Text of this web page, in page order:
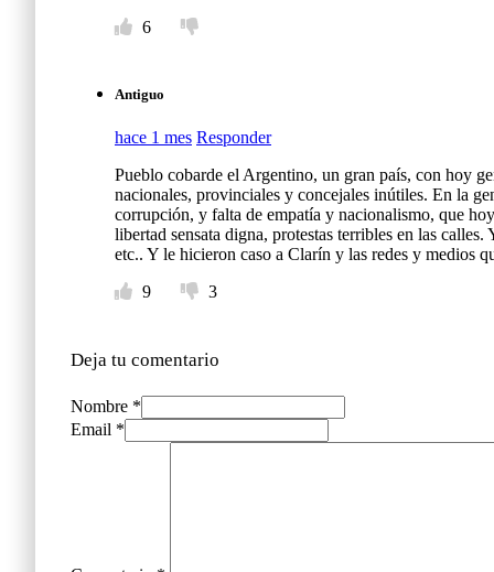
6
Antiguo
hace 1 mes Responder
Pueblo cobarde el Argentino, un gran país, con hoy
nacionales, provinciales y concejales inútiles. En la
corrupción, y falta de empatía y nacionalismo, que
libertad sensata digna, protestas terribles en las
etc.. Y le hicieron caso a Clarín y las redes y medios
9
3
Deja tu comentario
Nombre *
Email *